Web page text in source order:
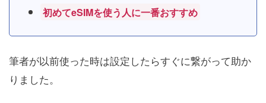
初めてeSIMを使う人に一番おすすめ
筆者が以前使った時は設定したらすぐに繋がって助か
りました。